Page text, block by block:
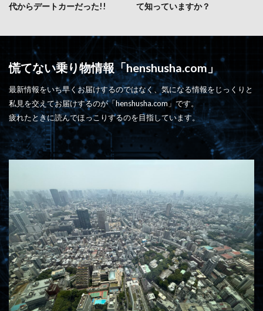
代からデートカーだった!!
て知っていますか？
慌てない乗り物情報「henshusha.com」
最新情報をいち早くお届けするのではなく、気になる情報をじっくりと
私見を交えてお届けするのが「henshusha.com」です。
疲れたときに読んでほっこりするのを目指しています。